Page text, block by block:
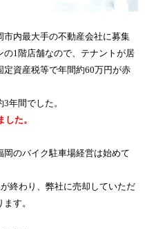
内最大手の不動産会社に募集
1階店舗なので、テナントが居
資産税等で年間約60万円が赤
年間でした。
た。
のバイク駐車場経営は始めて
終わり、弊社に売却していただ
す。